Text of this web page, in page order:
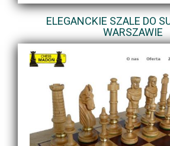
ELEGANCKIE SZALE DO
WARSZAWIE